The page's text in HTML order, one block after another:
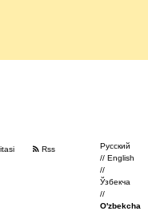
Rss
Русский
//English
//
Ўзбекча
//
O'zbekcha